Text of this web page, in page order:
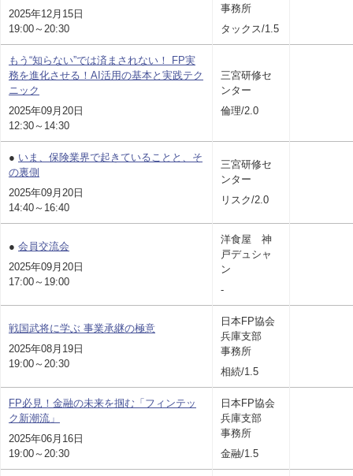
2025年12月15日
19:00～20:30
事務所
タックス/1.5
もう“知らない”では済まされない！ FP実
務を進化させる！AI活用の基本と実践テク
ニック
2025年09月20日
12:30～14:30
三宮研修セ
ンター
倫理/2.0
● いま、保険業界で起きていることと、そ
の裏側
2025年09月20日
14:40～16:40
三宮研修セ
ンター
リスク/2.0
● 会員交流会
2025年09月20日
17:00～19:00
洋食屋 神
戸デュシャ
ン
-
戦国武将に学ぶ 事業承継の極意
2025年08月19日
19:00～20:30
日本FP協会
兵庫支部
事務所
相続/1.5
FP必見！金融の未来を掴む「フィンテッ
ク新潮流」
2025年06月16日
19:00～20:30
日本FP協会
兵庫支部
事務所
金融/1.5